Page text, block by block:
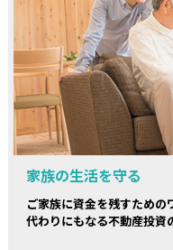
家族の生活を守る
ご家族に資金を残すため
代わりにもなる不動産投資